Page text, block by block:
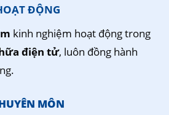
ĐỘNG
kinh nghiệm hoạt động trong
điện tử, luôn đồng hành
MÔN